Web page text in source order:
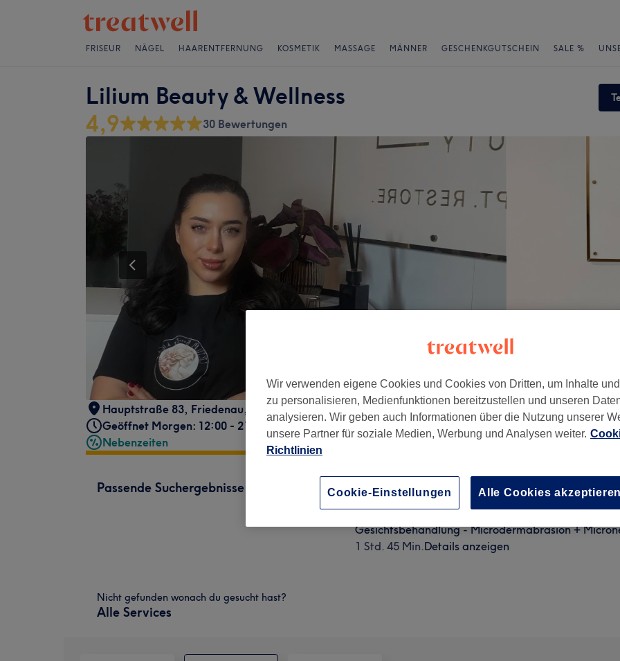
FRISEUR NÄGEL HAARENTFERNUNG KOSMETIK MASSAGE MÄNNER GESCHENKGUTSCHEIN SALE %
Lilium Beauty & Wellness
4,9 30 Bewertungen
Hauptstraße 83, Friedenau, Berlin , 12159
Geöffnet Morgen: 12:00 - 21:00
Nebenzeiten
Passende Suchergebnisse
Gesichtsbehandlung - Microneedling
Gesichtsbehandlung - Microdermabrasion +
1 Std. 45 Min.Details anzeigen
Nicht gefunden wonach du gesucht hast?
Alle Services
Wir verwenden eigene Cookies und Cookies von Dritten, um Inhalte
zu personalisieren, Medienfunktionen bereitzustellen und unseren
analysieren. Wir geben auch Informationen über die Nutzung unserer
unsere Partner für soziale Medien, Werbung und Analysen weiter.
Richtlinien
Cookie-Einstellungen Alle Cookies